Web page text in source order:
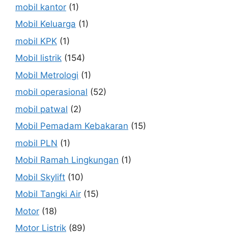
mobil kantor (1)
Mobil Keluarga (1)
mobil KPK (1)
Mobil listrik (154)
Mobil Metrologi (1)
mobil operasional (52)
mobil patwal (2)
Mobil Pemadam Kebakaran (15)
mobil PLN (1)
Mobil Ramah Lingkungan (1)
Mobil Skylift (10)
Mobil Tangki Air (15)
Motor (18)
Motor Listrik (89)